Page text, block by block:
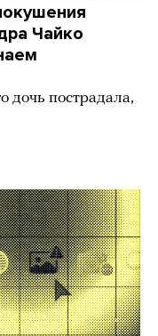
Чайко
дочь пострадала,